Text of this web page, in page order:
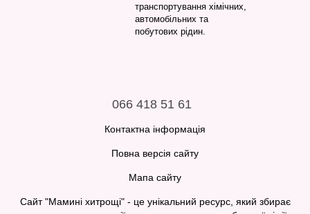
транспортування хімічних,
автомобільних та
побутових рідин.
066 418 51 61
Контактна інформація
Повна версія сайту
Мапа сайту
Сайт "Мамині хитрощі" - це унікальний ресурс, який збирає